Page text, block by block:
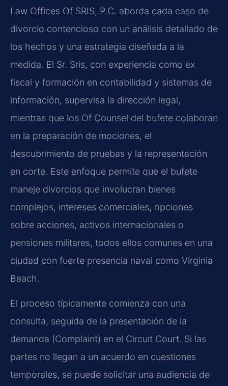
Law Offices Of SRIS, P.C. aborda cada caso de
divorcio contencioso con un análisis detallado de
los hechos y una estrategia diseñada a la
medida. El Sr. Sris, con experiencia como ex
fiscal y formación en contabilidad y sistemas de
información, supervisa la dirección legal,
mientras que los Of Counsel del bufete colaboran
en la preparación de mociones, el
descubrimiento de pruebas y la representación
en corte. Este enfoque permite que el bufete
maneje divorcios que involucran bienes
complejos, intereses comerciales, opciones
sobre acciones, activos internacionales o
pensiones militares, todos ellos comunes en una
ciudad con fuerte presencia naval como Virginia
Beach.
El proceso típicamente comienza con una
consulta, seguida de la presentación de la
demanda (Complaint) en el Circuit Court. Si las
partes no llegan a un acuerdo en cuestiones
temporales, se puede solicitar una audiencia de